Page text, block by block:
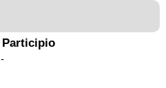
Participio
-